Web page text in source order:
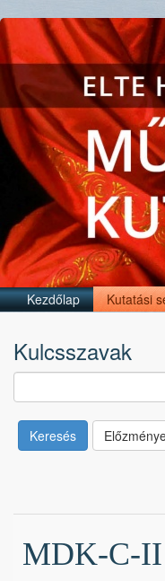
Kezdőlap Kutatási
Kulcsszavak
Keresés
MDK-C-II